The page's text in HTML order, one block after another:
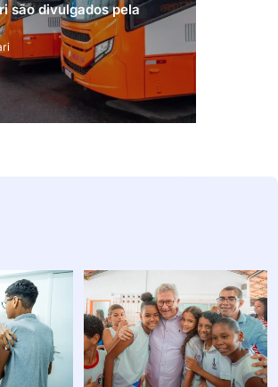
são divulgados pela